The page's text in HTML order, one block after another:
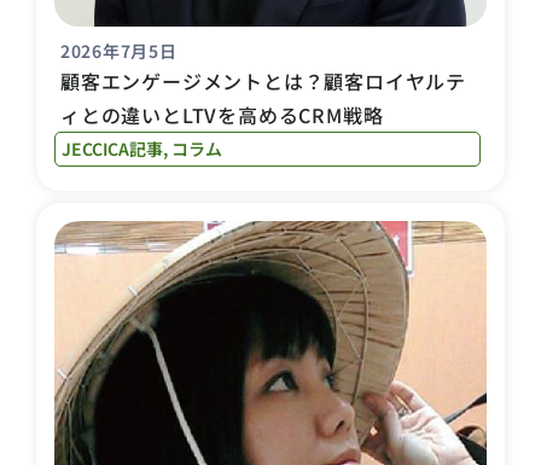
2026年7月5日
顧客エンゲージメントとは？顧客ロイヤルテ
ィとの違いとLTVを高めるCRM戦略
JECCICA記事, コラム